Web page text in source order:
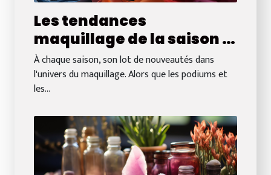
Les tendances
maquillage de la saison :
quelles couleurs et
techniques choisir ?
À chaque saison, son lot de nouveautés dans
l'univers du maquillage. Alors que les podiums et
les...